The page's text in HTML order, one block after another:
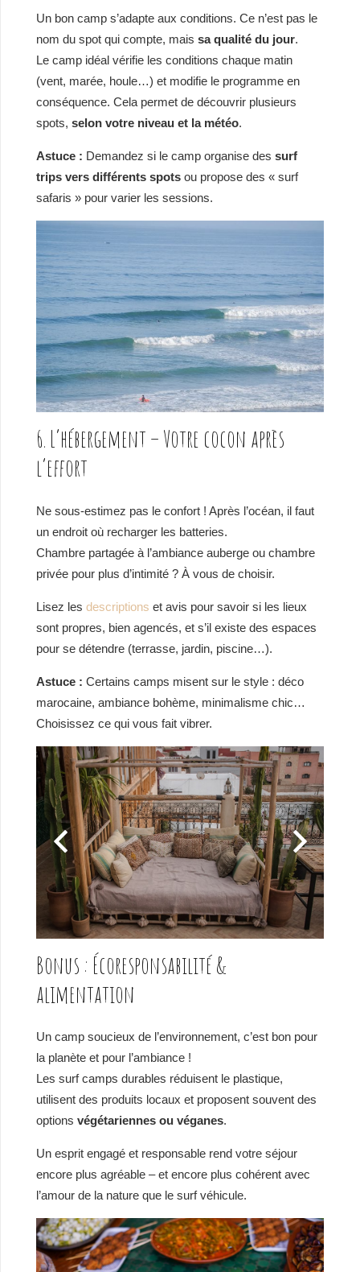
Un bon camp s’adapte aux conditions. Ce n’est pas le
nom du spot qui compte, mais sa qualité du jour.
Le camp idéal vérifie les conditions chaque matin
(vent, marée, houle…) et modifie le programme en
conséquence. Cela permet de découvrir plusieurs
spots, selon votre niveau et la météo.
Astuce : Demandez si le camp organise des surf
trips vers différents spots ou propose des « surf
safaris » pour varier les sessions.
6. L’hébergement – Votre cocon après
l’effort
Ne sous-estimez pas le confort ! Après l’océan, il faut
un endroit où recharger les batteries.
Chambre partagée à l’ambiance auberge ou chambre
privée pour plus d’intimité ? À vous de choisir.
Lisez les descriptions et avis pour savoir si les lieux
sont propres, bien agencés, et s’il existe des espaces
pour se détendre (terrasse, jardin, piscine…).
Astuce : Certains camps misent sur le style : déco
marocaine, ambiance bohème, minimalisme chic…
Choisissez ce qui vous fait vibrer.
Bonus : Écoresponsabilité &
alimentation
Un camp soucieux de l’environnement, c’est bon pour
la planète et pour l’ambiance !
Les surf camps durables réduisent le plastique,
utilisent des produits locaux et proposent souvent des
options végétariennes ou véganes.
Un esprit engagé et responsable rend votre séjour
encore plus agréable – et encore plus cohérent avec
l’amour de la nature que le surf véhicule.